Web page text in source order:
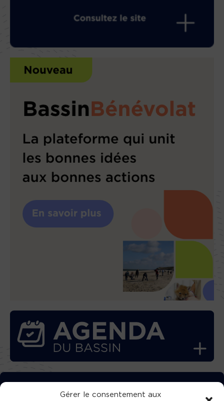
Gérer le consentement aux
TÉLÉCHARGEZ GRATUITEMENT